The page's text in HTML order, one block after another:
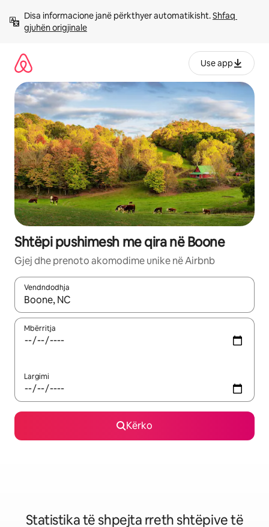
përmbajtja
Disa informacione janë përkthyer automatikisht. Shfaq
gjuhën origjinale
Use app
Shtëpi pushimesh me qira në Boone
Gjej dhe prenoto akomodime unike në Airbnb
Vendndodhja
Kur rezultatet të jenë të disponueshme, lëviz me butonat e
Mbërritja
Largimi
Kërko
Statistika të shpejta rreth shtëpive të